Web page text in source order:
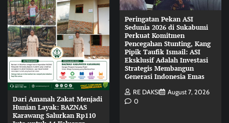
Dari Amanah Zakat Menjadi
Hunian Layak: BAZNAS
Karawang Salurkan Rp110
Peringatan Pekan ASI
Sedunia 2026 di Sukabumi
Perkuat Komitmen
Pencegahan Stunting, Kang
Pipik Taufik Ismail: ASI
Eksklusif Adalah Investasi
Strategis Membangun
Generasi Indonesia Emas
RE DAKSI
August 7, 2026
0